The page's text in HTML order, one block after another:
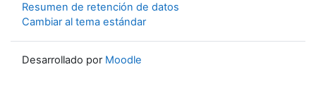
Resumen de retención de datos
Cambiar al tema estándar
Desarrollado por Moodle